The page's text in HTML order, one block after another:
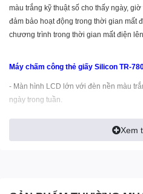
màu trắng kỹ thuật số cho thấy ngày,
đảm bảo hoạt động trong thời gian mất
chương trình trong thời gian mất điện
Máy chấm công thẻ giấy Silicon TR-
- Màn hình LCD lớn với đèn nền màu
ngày trong tuần.
- Pin lithium giữ lại dữ liệu chương trình
năm.
Xem